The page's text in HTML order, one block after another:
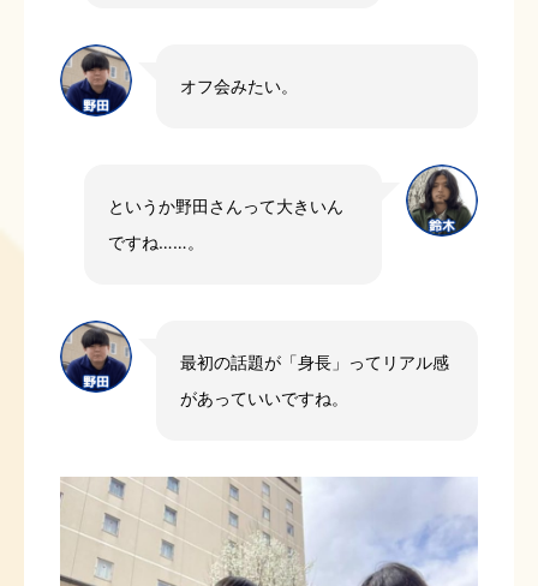
オフ会みたい。
というか野田さんって大きいん
ですね……。
最初の話題が「身長」ってリアル感
があっていいですね。